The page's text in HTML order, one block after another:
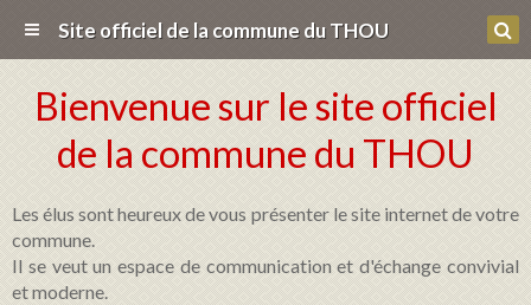
Site officiel de la commune du THOU
Bienvenue sur le site officiel
de la commune du THOU
Les élus sont heureux de vous présenter le site internet de votre
commune.
Il se veut un espace de communication et d'échange convivial
et moderne.